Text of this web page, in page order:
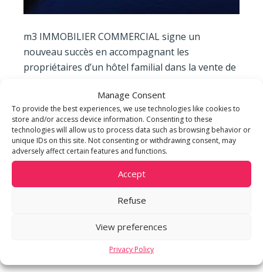
Manage Consent
To provide the best experiences, we use technologies like cookies to
store and/or access device information. Consenting to these
technologies will allow us to process data such as browsing behavior or
unique IDs on this site. Not consenting or withdrawing consent, may
adversely affect certain features and functions.
Accept
Refuse
View preferences
Privacy Policy
m3 IMMOBILIER COMMERCIAL signe un
nouveau succès en accompagnant les
propriétaires d’un hôtel familial dans la vente de
soutenue financièrement par la Fondation Hans
Wilsdorf.
Il s’agit d’un établissement 3 étoiles d’une
soixantaine d’années situé au centre-ville. Cet
établissement permettra ainsi à Cœur des
Grottes d’aider davantage de personnes en
situation de vulnérabilité.
Félicitations à toute l’équipe pour ce nouveau